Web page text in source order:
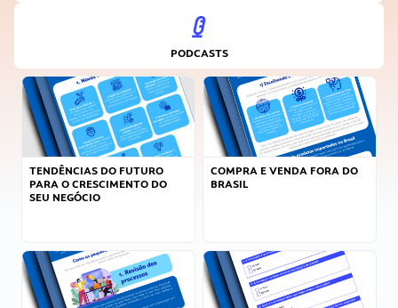
PODCASTS
TENDÊNCIAS DO FUTURO
PARA O CRESCIMENTO DO
SEU NEGÓCIO
COMPRA E VENDA FORA DO
BRASIL